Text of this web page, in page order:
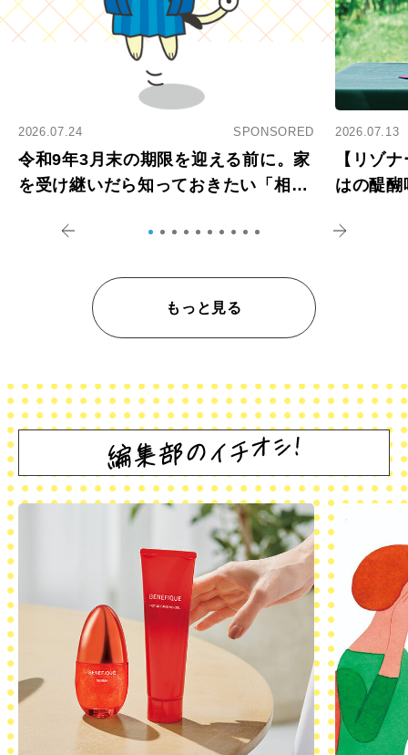
2026.07.24 SPONSORED
令和9年3月末の期限を迎える前に。家
を受け継いだら知っておきたい「相続
2026.07.13
【リゾ
はの醍
もっと見る